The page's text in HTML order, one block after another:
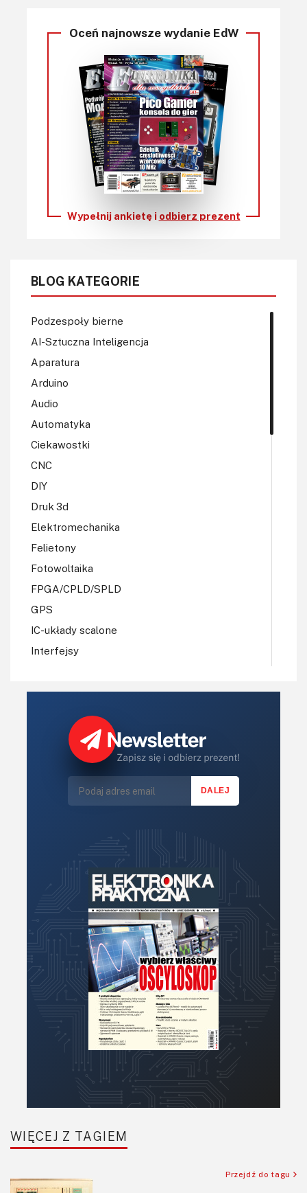
Oceń najnowsze wydanie EdW
Wypełnij ankietę i odbierz prezent
BLOG KATEGORIE
Podzespoły bierne
AI-Sztuczna Inteligencja
Aparatura
Arduino
Audio
Automatyka
Ciekawostki
CNC
DIY
Druk 3d
Elektromechanika
Felietony
Fotowoltaika
FPGA/CPLD/SPLD
GPS
IC-układy scalone
Interfejsy
Koła Naukowe
LED/LCD/OLED
Mechatronika
Optoelektronika
PCB/Montaż
Podstawy elektroniki
Podzespoły bierne
Półprzewodniki
Pomiary i testy
Projektowanie
Sensory
Software
WIĘCEJ Z TAGIEM
Przejdź do tagu